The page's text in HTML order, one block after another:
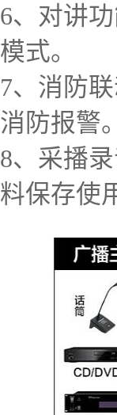
6、对讲
模式。
7、消防
消防报警
8、采播
料保存使